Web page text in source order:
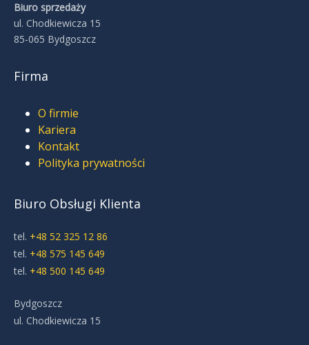
Biuro sprzedaży
ul. Chodkiewicza 15
85-065 Bydgoszcz
Firma
O firmie
Kariera
Kontakt
Polityka prywatności
Biuro Obsługi Klienta
tel. +48 52 325 12 86
tel. +48 575 145 649
tel. +48 500 145 649
Bydgoszcz
ul. Chodkiewicza 15